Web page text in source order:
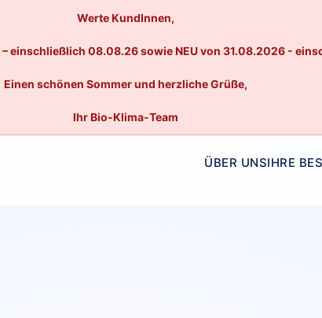
Werte KundInnen,
einschließlich 08.08.26 sowie NEU von 31.08.2026 -
Einen schönen Sommer und herzliche Grüße,
Ihr Bio-Klima-Team
ÜBER UNSIHRE